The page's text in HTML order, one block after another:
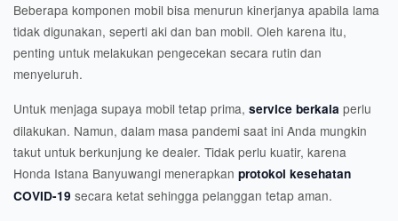
Beberapa komponen mobil bisa menurun kinerjanya apabila lama
tidak digunakan, seperti aki dan ban mobil. Oleh karena itu,
penting untuk melakukan pengecekan secara rutin dan
menyeluruh.
Untuk menjaga supaya mobil tetap prima, service berkala perlu
dilakukan. Namun, dalam masa pandemi saat ini Anda mungkin
takut untuk berkunjung ke dealer. Tidak perlu kuatir, karena
Honda Istana Banyuwangi menerapkan protokol kesehatan
COVID-19 secara ketat sehingga pelanggan tetap aman.